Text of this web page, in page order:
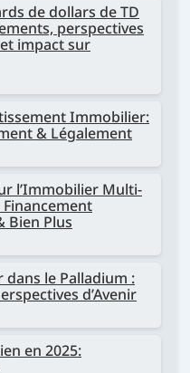
de dollars de TD
perspectives
impact sur
Immobilier:
& Légalement
l’Immobilier Multi-
Bien Plus
le Palladium :
d’Avenir
en 2025: